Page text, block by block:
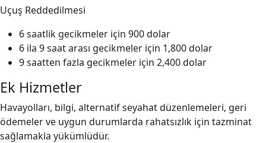
Uçuş Reddedilmesi
6 saatlik gecikmeler için 900 dolar
6 ila 9 saat arası gecikmeler için 1,800 dolar
9 saatten fazla gecikmeler için 2,400 dolar
Ek Hizmetler
Havayolları, bilgi, alternatif seyahat düzenlemeleri, geri
ödemeler ve uygun durumlarda rahatsızlık için tazminat
sağlamakla yükümlüdür.